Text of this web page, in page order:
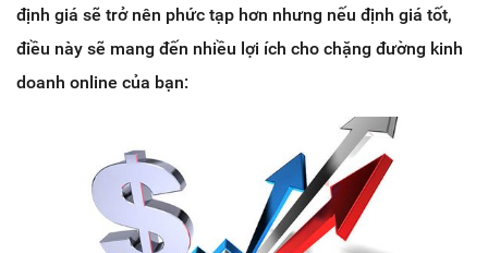
định giá sẽ trở nên phức tạp hơn nhưng nếu định giá tốt,
điều này sẽ mang đến nhiều lợi ích cho chặng đường kinh
doanh online của bạn: